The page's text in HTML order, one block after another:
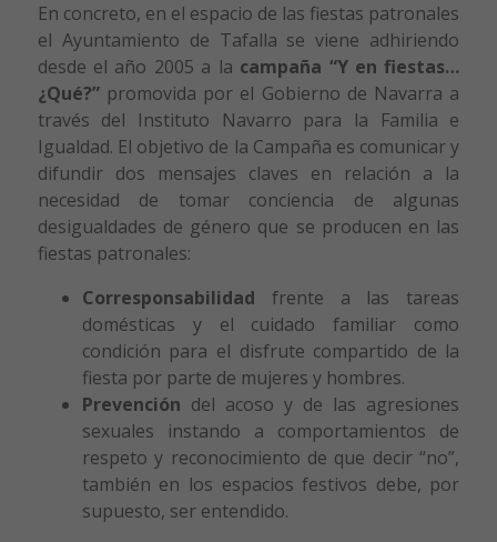
En concreto, en el espacio de las fiestas patronales
el Ayuntamiento de Tafalla se viene adhiriendo
desde el año 2005 a la campaña “Y en fiestas…
¿Qué?” promovida por el Gobierno de Navarra a
través del Instituto Navarro para la Familia e
Igualdad. El objetivo de la Campaña es comunicar y
difundir dos mensajes claves en relación a la
necesidad de tomar conciencia de algunas
desigualdades de género que se producen en las
fiestas patronales:
Corresponsabilidad frente a las tareas
domésticas y el cuidado familiar como
condición para el disfrute compartido de la
fiesta por parte de mujeres y hombres.
Prevención del acoso y de las agresiones
sexuales instando a comportamientos de
respeto y reconocimiento de que decir “no”,
también en los espacios festivos debe, por
supuesto, ser entendido.